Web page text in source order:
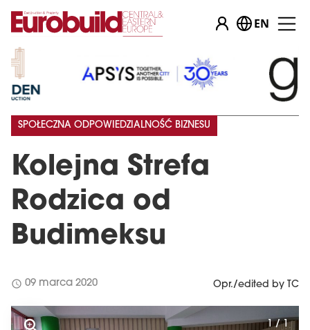
EN
Kolejna Strefa
Rodzica od
Budimeksu
SPOŁECZNA ODPOWIEDZIALNOŚĆ BIZNESU
schedule 09 marca 2020 Opr./edited by TC
1 / 1